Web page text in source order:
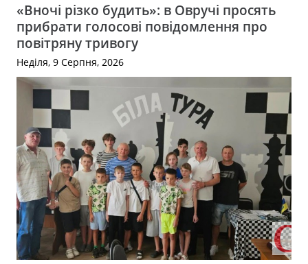
«Вночі різко будить»: в Овручі просять
прибрати голосові повідомлення про
повітряну тривогу
Неділя, 9 Серпня, 2026